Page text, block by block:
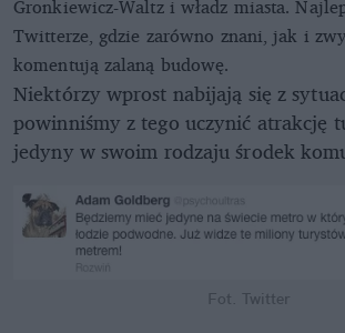
Gronkiewicz-Waltz i władz miasta.
Twitterze, gdzie zarówno znani, jak i
komentują zalaną budowę.
Niektórzy wprost nabijają się z
powinniśmy z tego uczynić atrakcję
jedyny w swoim rodzaju środek
Fot. Twitter